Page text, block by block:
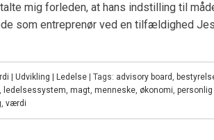
mig forleden, at hans indstilling til
som entreprenør ved en tilfældighed
| Udvikling | Ledelse | Tags: advisory board,
, ledelsessystem, magt, menneske, økonomi,
, værdi